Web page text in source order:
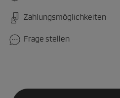
Zahlungsmöglichkeiten
Frage stellen